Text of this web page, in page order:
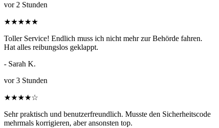
vor 2 Stunden
★★★★★
Toller Service! Endlich muss ich nicht mehr zur Behörde fahren.
Hat alles reibungslos geklappt.
- Sarah K.
vor 3 Stunden
★★★★☆
Sehr praktisch und benutzerfreundlich. Musste den Sicherheitscode
mehrmals korrigieren, aber ansonsten top.